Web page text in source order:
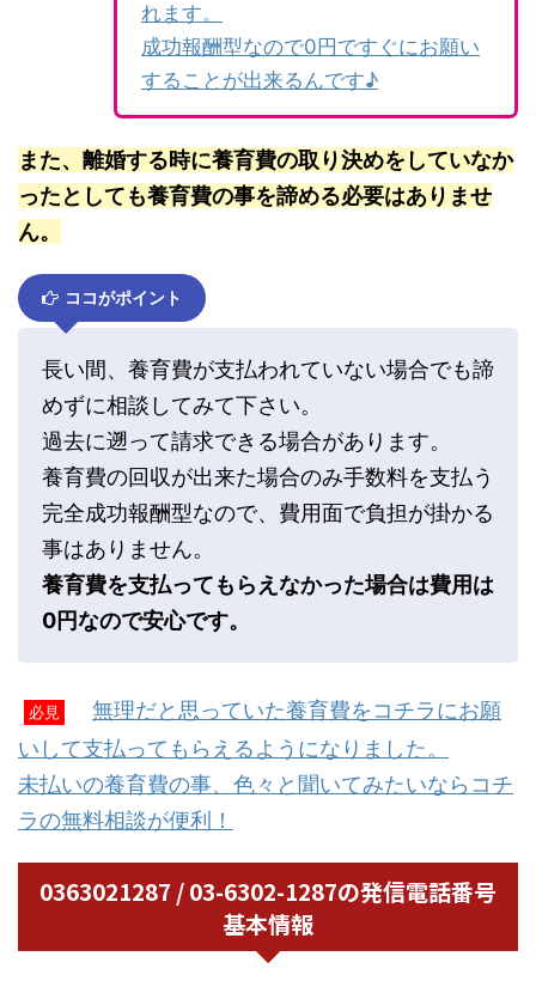
れます。
成功報酬型なので0円ですぐにお願い
することが出来るんです♪
また、離婚する時に養育費の取り決めをしていなか
ったとしても養育費の事を諦める必要はありませ
ん。
ココがポイント
長い間、養育費が支払われていない場合でも諦
めずに相談してみて下さい。
過去に遡って請求できる場合があります。
養育費の回収が出来た場合のみ手数料を支払う
完全成功報酬型なので、費用面で負担が掛かる
事はありません。
養育費を支払ってもらえなかった場合は費用は
0円なので安心です。
必見
無理だと思っていた養育費をコチラにお願
いして支払ってもらえるようになりました。
未払いの養育費の事、色々と聞いてみたいならコチ
ラの無料相談が便利！
0363021287 / 03-6302-1287の発信電話番号
基本情報